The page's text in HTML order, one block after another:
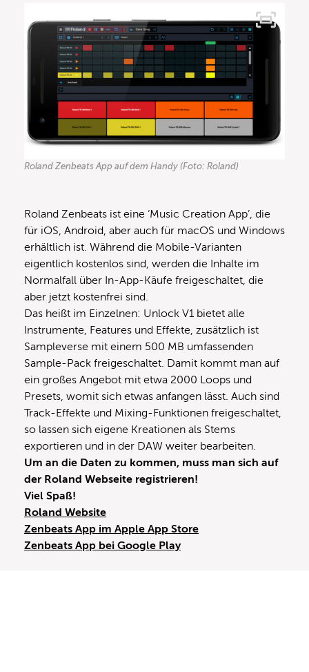
Roland Zenbeats App auf dem Handy (Foto: Roland)
Roland Zenbeats ist eine ‘Music Creation App’, die
für iOS, Android, aber auch für macOS und Windows
erhältlich ist. Während die Mobile-Varianten
eigentlich kostenlos sind, werden die Inhalte im
Normalfall über In-App-Käufe freigeschaltet, die
aber jetzt kostenfrei sind.
Das heißt im Einzelnen: Unlock V1 bietet alle
Instrumente, Features und Effekte, zusätzlich ist
Sampleverse mit einem 500 MB umfassenden
Sample-Pack freigeschaltet. Damit kommt man auf
ein großes Angebot mit etwa 2000 Loops und
Presets, womit sich etwas anfangen lässt. Auch sind
Track-Effekte und Mixing-Funktionen freigeschaltet,
so lassen sich eigene Kreationen als Stems
exportieren und in der DAW weiter bearbeiten.
Um an die Daten zu kommen, muss man sich auf
der Roland Webseite registrieren!
Viel Spaß!
Roland Website
Zenbeats App im Apple App Store
Zenbeats App bei Google Play